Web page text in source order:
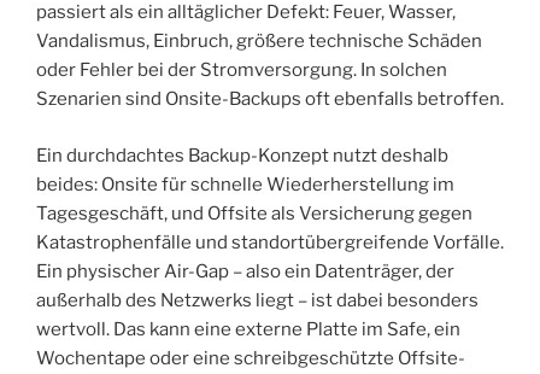
passiert als ein alltäglicher Defekt: Feuer, Wasser,
Vandalismus, Einbruch, größere technische Schäden
oder Fehler bei der Stromversorgung. In solchen
Szenarien sind Onsite-Backups oft ebenfalls betroffen.
Ein durchdachtes Backup-Konzept nutzt deshalb
beides: Onsite für schnelle Wiederherstellung im
Tagesgeschäft, und Offsite als Versicherung gegen
Katastrophenfälle und standortübergreifende Vorfälle.
Ein physischer Air-Gap – also ein Datenträger, der
außerhalb des Netzwerks liegt – ist dabei besonders
wertvoll. Das kann eine externe Platte im Safe, ein
Wochentape oder eine schreibgeschützte Offsite-